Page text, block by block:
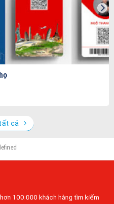
cả
100.000 khách hàng tìm kiếm